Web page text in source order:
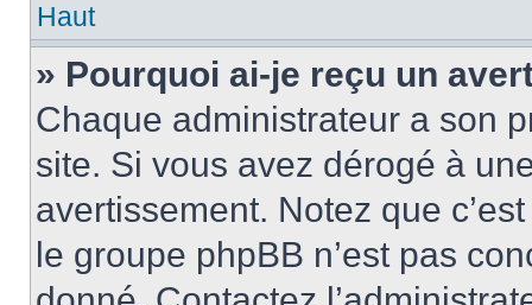
Haut
» Pourquoi ai-je reçu un
Chaque administrateur a son
site. Si vous avez dérogé à
avertissement. Notez que
le groupe phpBB n’est pas